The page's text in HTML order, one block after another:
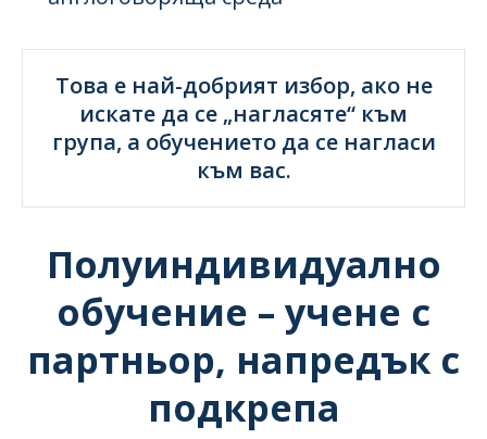
Това е най-добрият избор, ако не
искате да се „нагласяте“ към
група, а обучението да се нагласи
към вас.
Полуиндивидуално
обучение – учене с
партньор, напредък с
подкрепа